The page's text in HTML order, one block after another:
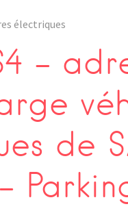
électriques
–
de